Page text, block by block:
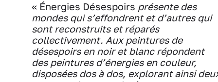
« Énergies Désespoirs présente des
mondes qui s’effondrent et d’autres qui
sont reconstruits et réparés
collectivement. Aux peintures de
désespoirs en noir et blanc répondent
des peintures d’énergies en couleur,
disposées dos à dos, explorant ainsi